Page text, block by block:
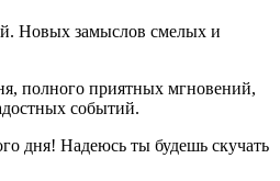
Новых замыслов смелых и
полного приятных мгновений,
событий.
дня! Надеюсь ты будешь скучать